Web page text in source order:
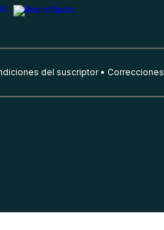
del suscriptor Correcciones